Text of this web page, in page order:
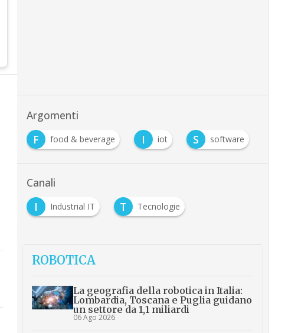
Argomenti
F
food & beverage I iot S software
Canali
I
Industrial IT T Tecnologie
ROBOTICA
La geografia della robotica in Italia:
Lombardia, Toscana e Puglia guidano
un settore da 1,1 miliardi
06 Ago 2026